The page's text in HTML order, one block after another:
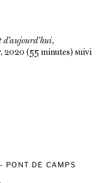
d’aujourd’hui,
2020 (55 minutes) suivi
PONT DE CAMPS